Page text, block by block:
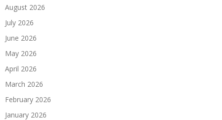
August 2026
July 2026
June 2026
May 2026
April 2026
March 2026
February 2026
January 2026